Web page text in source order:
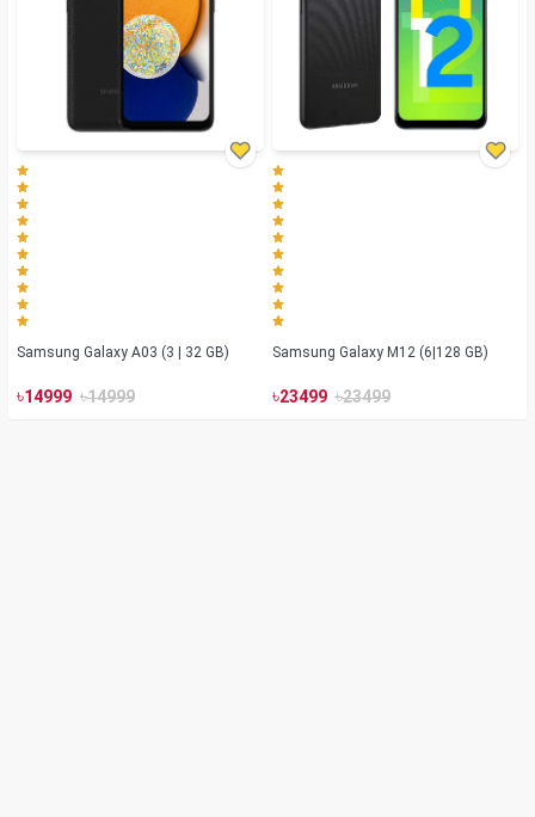
Samsung Galaxy A03 (3 | 32 GB)
৳14999 ৳14999
Samsung Galaxy M12 (6|128 GB)
৳23499 ৳23499